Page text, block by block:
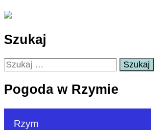
Szukaj
Szukaj:
Pogoda w Rzymie